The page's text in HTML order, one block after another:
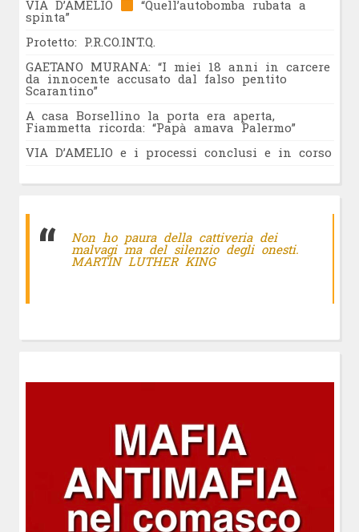
VIA D’AMELIO
“Quell’autobomba rubata a
spinta”
Protetto: P.R.CO.INT.Q.
GAETANO MURANA: “I miei 18 anni in carcere
da innocente accusato dal falso pentito
Scarantino”
A casa Borsellino la porta era aperta,
Fiammetta ricorda: “Papà amava Palermo”
VIA D’AMELIO e i processi conclusi e in corso
Non ho paura della cattiveria dei
malvagi ma del silenzio degli onesti.
MARTIN LUTHER KING